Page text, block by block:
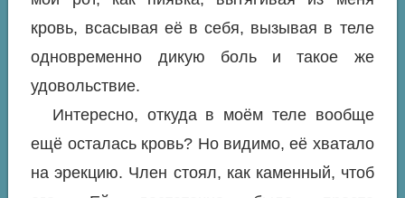
кровь, всасывая её в себя, вызывая в теле
одновременно дикую боль и такое же
удовольствие.
Интересно, откуда в моём теле вообще
ещё осталась кровь? Но видимо, её хватало
на эрекцию. Член стоял, как каменный, чтоб